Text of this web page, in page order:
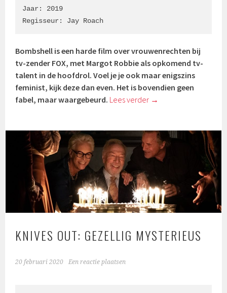
Jaar: 2019
Regisseur: Jay Roach
Bombshell is een harde film over vrouwenrechten bij
tv-zender FOX, met Margot Robbie als opkomend tv-
talent in de hoofdrol. Voel je je ook maar enigszins
feminist, kijk deze dan even. Het is bovendien geen
fabel, maar waargebeurd. Lees verder →
KNIVES OUT: GEZELLIG MYSTERIEUS
20 februari 2020 Een reactie plaatsen